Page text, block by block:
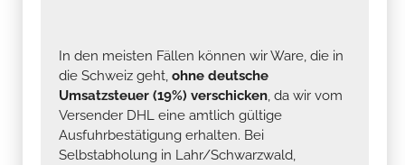
In den meisten Fällen können wir Ware, die in
die Schweiz geht, ohne deutsche
Umsatzsteuer (19%) verschicken, da wir vom
Versender DHL eine amtlich gültige
Ausfuhrbestätigung erhalten. Bei
Selbstabholung in Lahr/Schwarzwald,